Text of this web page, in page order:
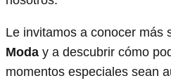
Le invitamos a conocer más
Moda y a descubrir cómo
momentos especiales sean